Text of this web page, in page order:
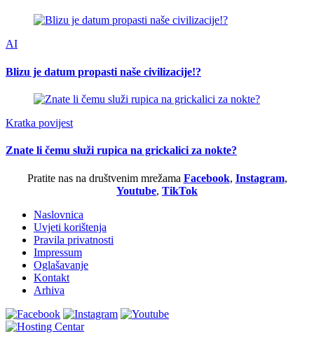
AI
Blizu je datum propasti naše civilizacije!?
Kratka povijest
Znate li čemu služi rupica na grickalici za nokte?
Pratite nas na društvenim mrežama Facebook, Instagram,
Youtube, TikTok
Naslovnica
Uvjeti korištenja
Pravila privatnosti
Impressum
Oglašavanje
Kontakt
Arhiva